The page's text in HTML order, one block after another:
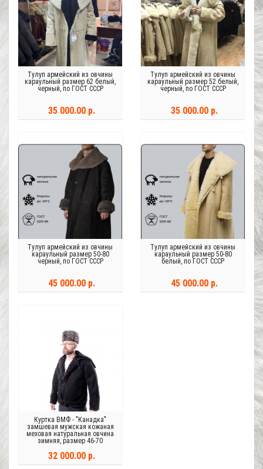
Тулуп армейский из овчины
караульный размер 62 белый,
черный, по ГОСТ СССР
35 000.00 р.
Тулуп армейский из овчины
караульный размер 52 белый,
черный, по ГОСТ СССР
35 000.00 р.
Тулуп армейский из овчины
караульный размер 50-80
черный, по ГОСТ СССР
45 000.00 р.
Тулуп армейский из овчины
караульный размер 50-80
белый, по ГОСТ СССР
45 000.00 р.
Куртка ВМФ - "Канадка"
замшевая мужская кожаная
меховая натуральная овчина
зимняя, размер 46-70
32 000.00 р.